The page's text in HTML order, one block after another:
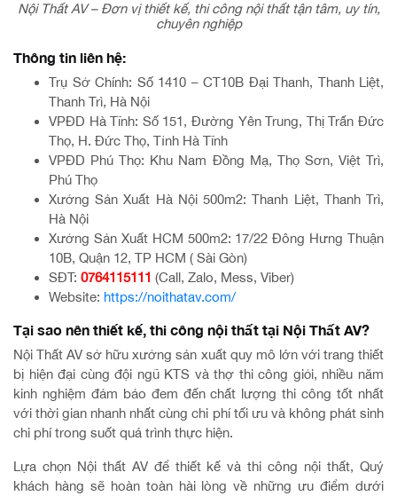
Nội Thất AV – Đơn vị thiết kế, thi công nội thất tận tâm, uy tín,
chuyên nghiệp
Thông tin liên hệ:
Trụ Sở Chính: Số 1410 – CT10B Đại Thanh, Thanh Liệt,
Thanh Trì, Hà Nội
VPĐD Hà Tĩnh: Số 151, Đường Yên Trung, Thị Trấn Đức
Thọ, H. Đức Thọ, Tỉnh Hà Tĩnh
VPĐD Phú Thọ: Khu Nam Đồng Mạ, Thọ Sơn, Việt Trì,
Phú Thọ
Xưởng Sản Xuất Hà Nội 500m2: Thanh Liệt, Thanh Trì,
Hà Nội
Xưởng Sản Xuất HCM 500m2: 17/22 Đông Hưng Thuận
10B, Quận 12, TP HCM ( Sài Gòn)
SĐT: 0764115111 (Call, Zalo, Mess, Viber)
Website: https://noithatav.com/
Tại sao nên thiết kế, thi công nội thất tại Nội Thất AV?
Nội Thất AV sở hữu xưởng sản xuất quy mô lớn với trang thiết
bị hiện đại cùng đội ngũ KTS và thợ thi công giỏi, nhiều năm
kinh nghiệm đảm bảo đem đến chất lượng thi công tốt nhất
với thời gian nhanh nhất cùng chi phí tối ưu và không phát sinh
chi phí trong suốt quá trình thực hiện.
Lựa chọn Nội thất AV để thiết kế và thi công nội thất, Quý
khách hàng sẽ hoàn toàn hài lòng về những ưu điểm dưới